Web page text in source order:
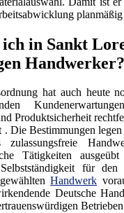
in Sankt
Handwerker?
hat auch heute
Produktsicherheit
Die Bestimmungen
zulassungsfreie
Tätigkeiten
für den
Handwerk
Deutsche